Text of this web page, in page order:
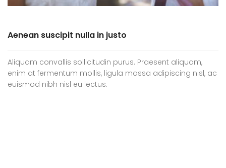
Aenean suscipit nulla in justo
Aliquam convallis sollicitudin purus. Praesent aliquam,
enim at fermentum mollis, ligula massa adipiscing nisl, ac
euismod nibh nisl eu lectus.